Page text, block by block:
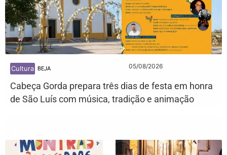
Cultura BEJA 05/08/2026
Cabeça Gorda prepara três dias de festa em honra
de São Luís com música, tradição e animação